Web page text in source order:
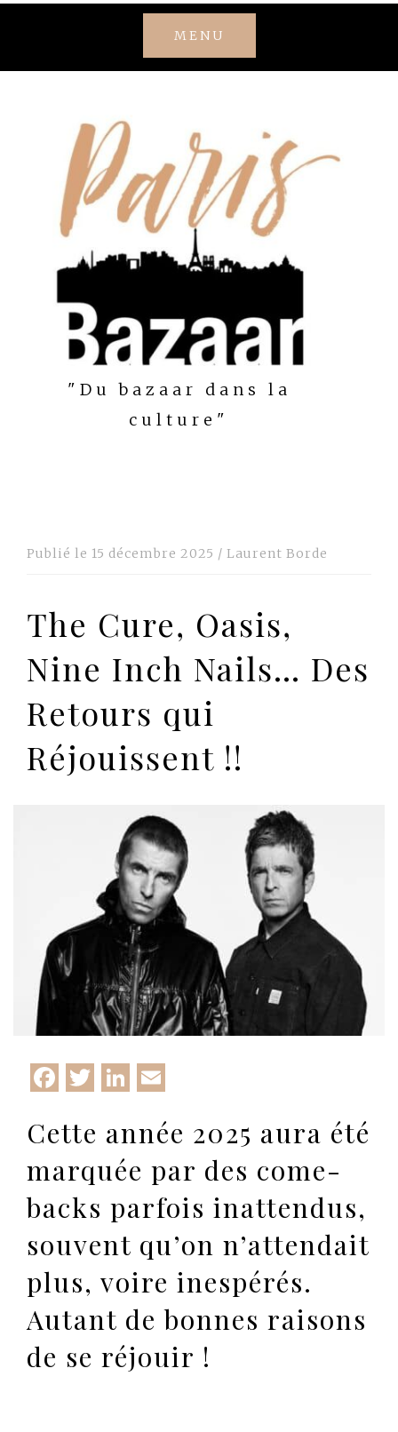
MENU
"Du bazaar dans la
culture"
Publié le 15 décembre 2025 / Laurent Borde
The Cure, Oasis,
Nine Inch Nails… Des
Retours qui
Réjouissent !!
Facebook
Twitter
LinkedIn
Cette année 2025 aura été
marquée par des come-
backs parfois inattendus,
souvent qu’on n’attendait
plus, voire inespérés.
Autant de bonnes raisons
de se réjouir !